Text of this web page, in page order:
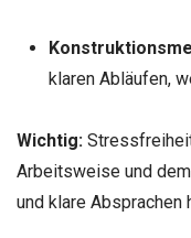
klaren Abläufen,
Wichtig:
Arbeitsweise und
und klare Absprachen